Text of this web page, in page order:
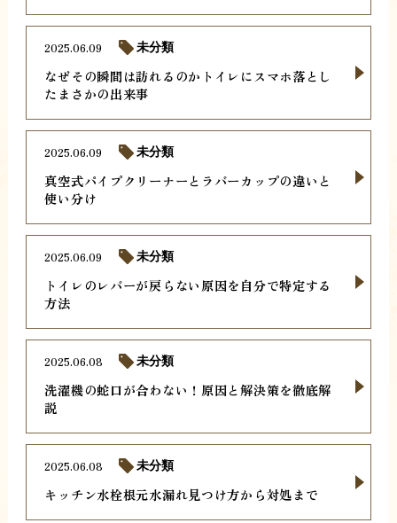
なぜその瞬間は訪れるのかトイレにスマホ落とし
たまさかの出来事
2025.06.09 未分類
真空式パイプクリーナーとラバーカップの違いと
使い分け
2025.06.09 未分類
トイレのレバーが戻らない原因を自分で特定する
方法
2025.06.09 未分類
洗濯機の蛇口が合わない！原因と解決策を徹底解
説
2025.06.08 未分類
キッチン水栓根元水漏れ見つけ方から対処まで
2025.06.08 未分類